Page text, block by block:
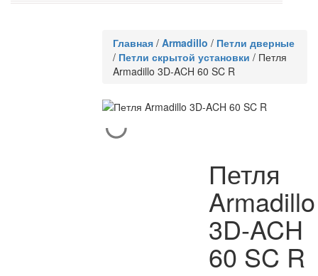
Главная / Armadillo / Петли дверные
/ Петли скрытой установки / Петля
Armadillo 3D-ACH 60 SC R
Петля
Armadillo
3D-ACH
60 SC R